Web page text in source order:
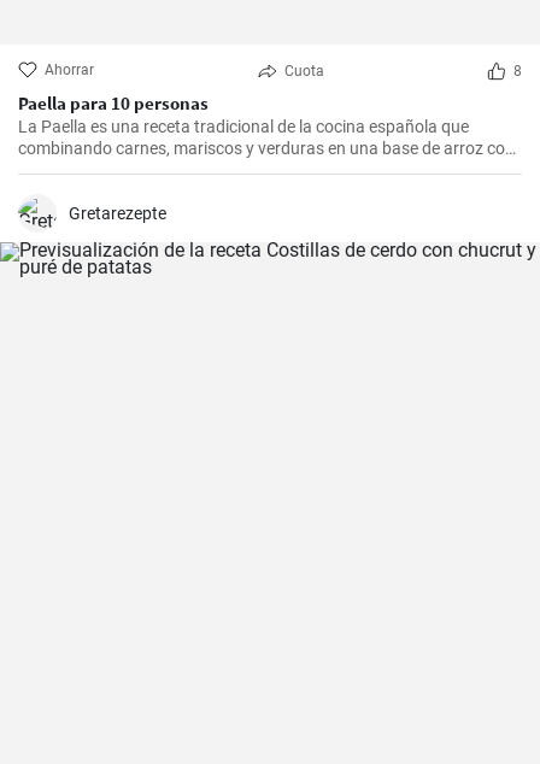
Ahorrar Cuota 8
Paella para 10 personas
La Paella es una receta tradicional de la cocina española que
combinando carnes, mariscos y verduras en una base de arroz con
una mezcla de especias, ofrece una experiencia culinaria llena de
forma de hacer la paella, esta receta se acerca a la versión más
Gretarezepte